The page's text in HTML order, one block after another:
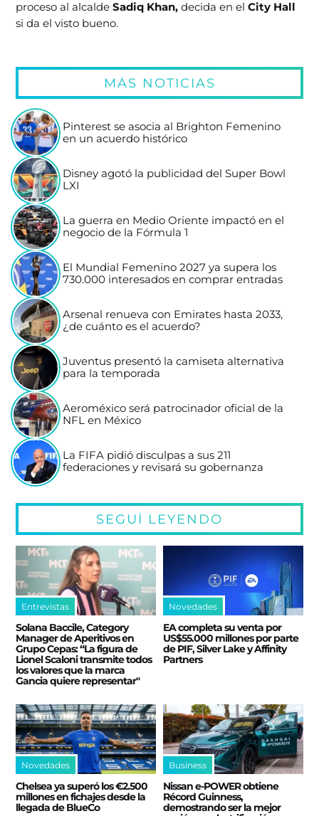
proceso al alcaldeSadiq Khan, decida en elCity Hall
si da el visto bueno.
MÁS NOTICIAS
Pinterest se asocia al Brighton Femenino
en un acuerdo histórico
Disney agotó la publicidad del Super Bowl
LXI
La guerra en Medio Oriente impactó en el
negocio de la Fórmula 1
El Mundial Femenino 2027 ya supera los
730.000 interesados en comprar entradas
Arsenal renueva con Emirates hasta 2033,
¿de cuánto es el acuerdo?
Juventus presentó la camiseta alternativa
para la temporada
Aeroméxico será patrocinador oficial de la
NFL en México
La FIFA pidió disculpas a sus 211
federaciones y revisará su gobernanza
SEGUÍ LEYENDO
Entrevistas
Solana Baccile, Category
Manager de Aperitivos en
Grupo Cepas: “La figura de
Lionel Scaloni transmite todos
los valores que la marca
Gancia quiere representar"
Novedades
EA completa su venta por
US$55.000 millones por parte
de PIF, Silver Lake y Affinity
Partners
Novedades
Chelsea ya superó los €2.500
millones en fichajes desde la
llegada de BlueCo
Business
Nissan e‑POWER obtiene
Récord Guinness,
demostrando ser la mejor